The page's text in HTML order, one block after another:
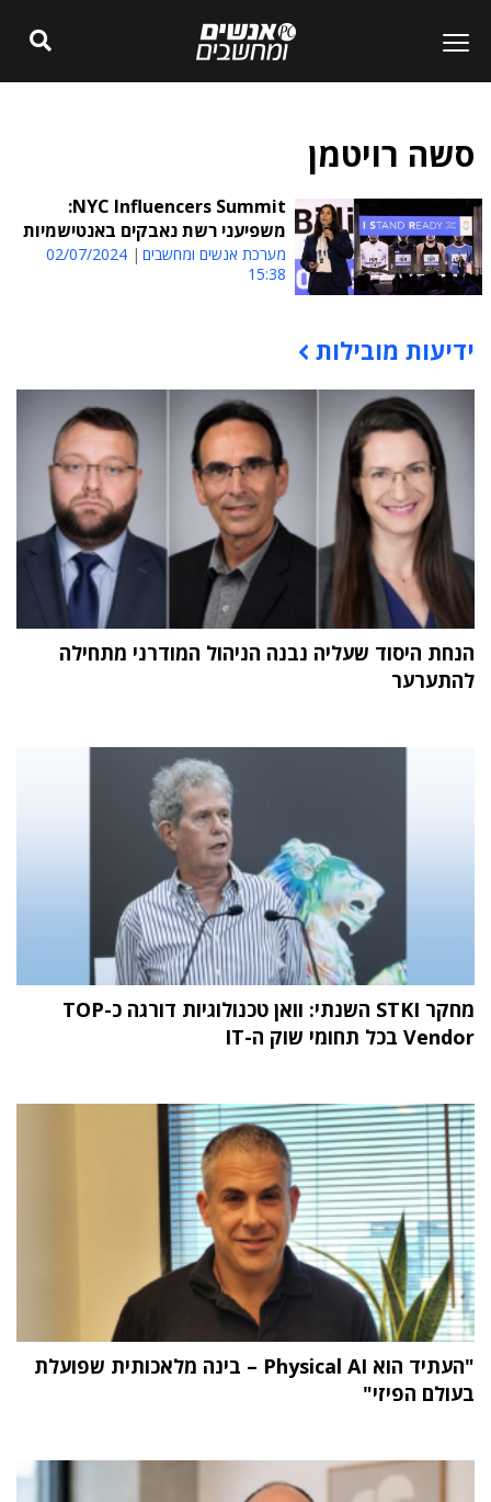
סשה רויטמן
NYC Influencers Summit:
משפיעני רשת נאבקים באנטישמיות
מערכת אנשים ומחשבים
02/07/2024
15:38
תוכן פרסומי
ידיעות מובילות
הנחת היסוד שעליה נבנה הניהול המודרני מתחילה
להתערער
מחקר STKI השנתי: וואן טכנולוגיות דורגה כ-TOP
Vendor בכל תחומי שוק ה-IT
"העתיד הוא Physical AI – בינה מלאכותית שפועלת
בעולם הפיזי"